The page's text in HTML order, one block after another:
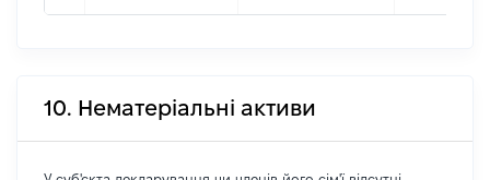
10. Нематеріальні активи